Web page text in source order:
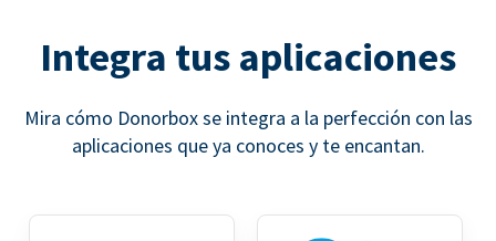
Integra tus aplicaciones
Mira cómo Donorbox se integra a la perfección con las
aplicaciones que ya conoces y te encantan.